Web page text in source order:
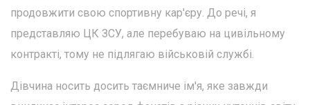
продовжити свою спортивну кар'єру. До речі, я
представляю ЦК ЗСУ, але перебуваю на цивільному
контракті, тому не підлягаю військовій службі.
Дівчина носить досить таємниче ім'я, яке завжди